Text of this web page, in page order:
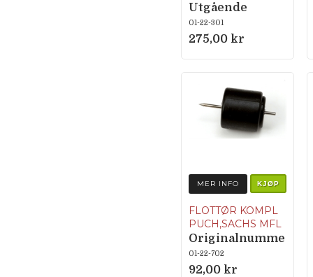
Utgående
produkt
01-22-301
275,00 kr
MER INFO KJØP
FLOTTØR KOMPL
PUCH,SACHS MFL
Originalnumme
r 35-920 (35-
020, 35-022, 35-
01-22-702
92,00 kr